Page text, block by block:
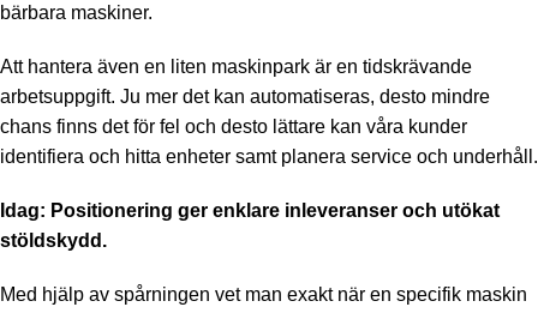
bärbara maskiner.
Att hantera även en liten maskinpark är en tidskrävande
arbetsuppgift. Ju mer det kan automatiseras, desto mindre
chans finns det för fel och desto lättare kan våra kunder
identifiera och hitta enheter samt planera service och underhåll.
Idag: Positionering ger enklare inleveranser och utökat
stöldskydd.
Med hjälp av spårningen vet man exakt när en specifik maskin